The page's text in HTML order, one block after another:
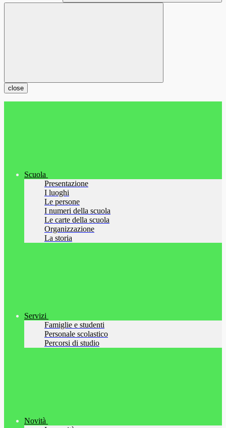
close
Scuola
Presentazione
I luoghi
Le persone
I numeri della scuola
Le carte della scuola
Organizzazione
La storia
Servizi
Famiglie e studenti
Personale scolastico
Percorsi di studio
Novità